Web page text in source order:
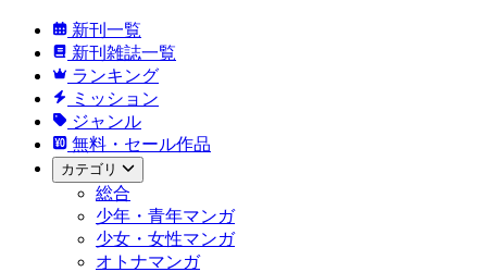
新刊一覧
新刊雑誌一覧
ランキング
ミッション
ジャンル
無料・セール作品
カテゴリ
総合
少年・青年マンガ
少女・女性マンガ
オトナマンガ